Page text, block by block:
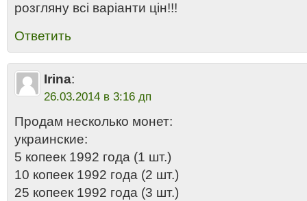
розгляну всі варіанти цін!!!
Ответить
Irina:
26.03.2014 в 3:16 дп
Продам несколько монет:
украинские:
5 копеек 1992 года (1 шт.)
10 копеек 1992 года (2 шт.)
25 копеек 1992 года (3 шт.)